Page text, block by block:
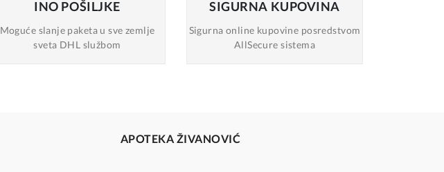
INO POŠILJKE
Moguće slanje paketa u sve zemlje
sveta DHL službom
SIGURNA KUPOVINA
Sigurna online kupovine posredstvom
AllSecure sistema
APOTEKA ŽIVANOVIĆ